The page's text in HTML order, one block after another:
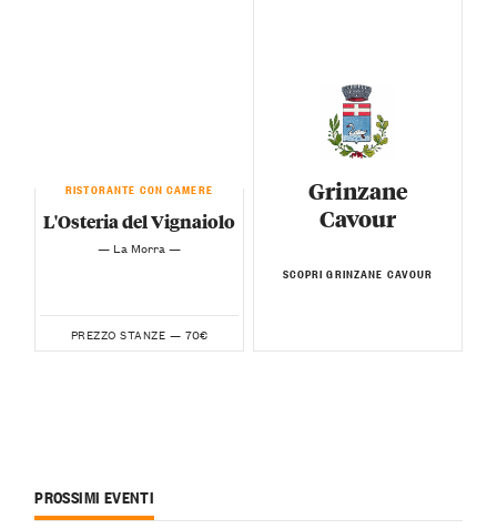
RISTORANTE CON CAMERE
L'Osteria del Vignaiolo
— La Morra —
PREZZO STANZE — 70€
Grinzane
Cavour
SCOPRI GRINZANE CAVOUR
PROSSIMI EVENTI